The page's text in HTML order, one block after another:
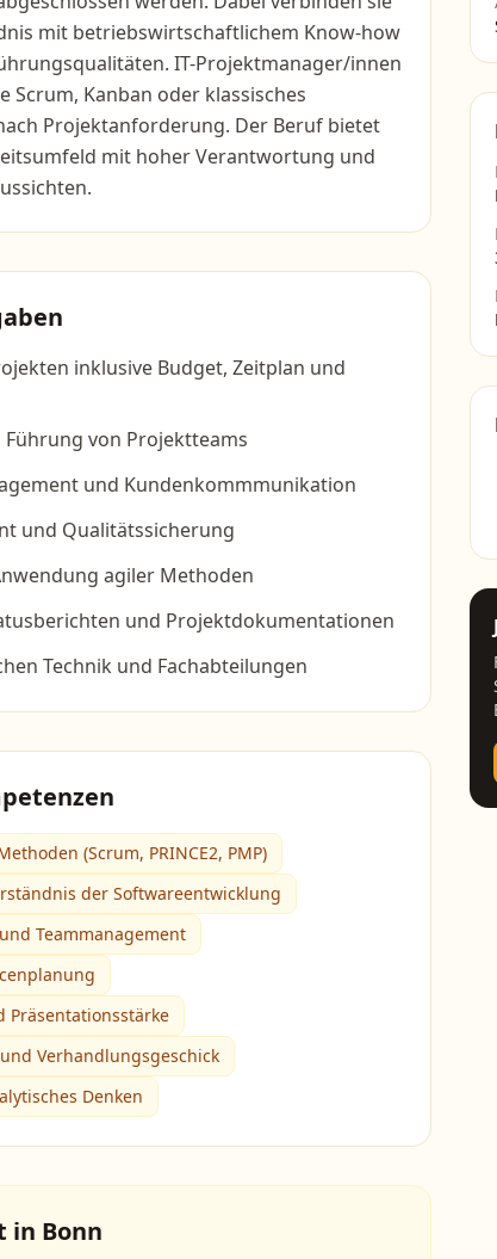
mit betriebswirtschaftlichem Know-how
IT-Projektmanager/innen
Scrum, Kanban oder klassisches
Projektanforderung. Der Beruf bietet
mit hoher Verantwortung und
inklusive Budget, Zeitplan und
von Projektteams
und Kundenkommmunikation
und Qualitätssicherung
agiler Methoden
und Projektdokumentationen
Technik und Fachabteilungen
(Scrum, PRINCE2, PMP)
der Softwareentwicklung
Teammanagement
Präsentationsstärke
Verhandlungsgeschick
Denken
in Bonn